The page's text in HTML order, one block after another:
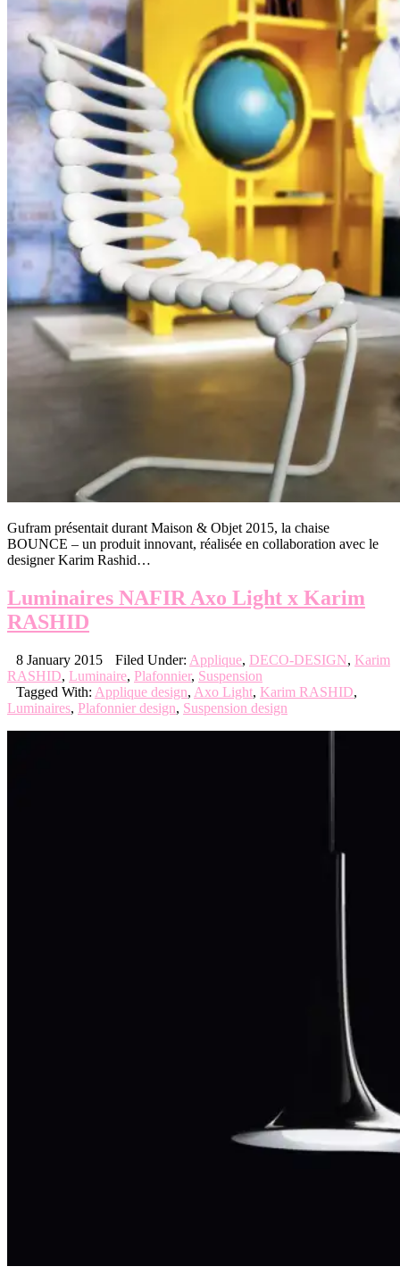
Gufram présentait durant Maison & Objet 2015, la chaise
BOUNCE – un produit innovant, réalisée en collaboration avec le
designer Karim Rashid…
Luminaires NAFIR Axo Light x Karim
RASHID
8 January 2015 Filed Under: Applique, DECO-DESIGN, Karim
RASHID, Luminaire, Plafonnier, Suspension
Tagged With: Applique design, Axo Light, Karim RASHID,
Luminaires, Plafonnier design, Suspension design